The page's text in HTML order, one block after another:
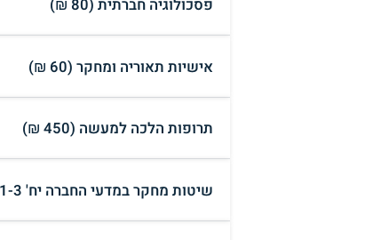
פסכולוגיה חברתית (80 ₪)
אישיות תאוריה ומחקר (60 ₪)
תרופות הלכה למעשה (450 ₪)
שיטות מחקר במדעי החברה יח' 1-3, 4-5, 6, 7-8 (למסירה ₪)